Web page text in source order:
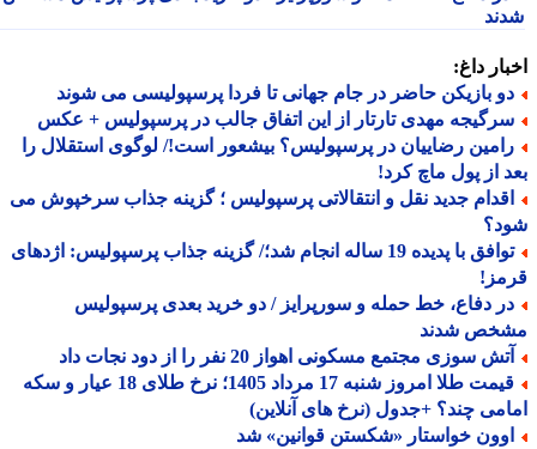
داغ:
بازیکن حاضر در جام جهانی تا فردا پرسپولیسی می شوند
مهدی تارتار از این اتفاق جالب در پرسپولیس + عکس
رضاییان در پرسپولیس؟ بیشعور است!/ لوگوی استقلال را
از پول ماچ کرد!
جدید نقل و انتقالاتی پرسپولیس ؛ گزینه جذاب سرخپوش می
توافق با پدیده 19 ساله انجام شد؛/ گزینه جذاب پرسپولیس: اژدهای
دفاع، خط حمله و سورپرایز / دو خرید بعدی پرسپولیس
شدند
سوزی مجتمع مسکونی اهواز 20 نفر را از دود نجات داد
قیمت طلا امروز شنبه 17 مرداد 1405؛ نرخ طلای 18 عیار و سکه
چند؟ +جدول (نرخ های آنلاین)
خواستار «شکستن قوانین» شد